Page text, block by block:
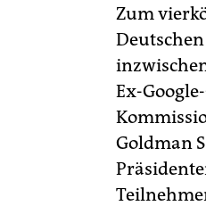
Zum
Ex-
Goldman